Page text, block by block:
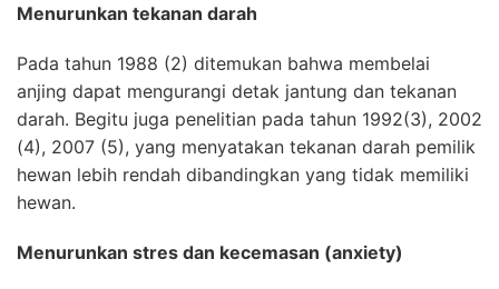
Menurunkan tekanan darah
Pada tahun 1988 (2) ditemukan bahwa membelai
anjing dapat mengurangi detak jantung dan tekanan
darah. Begitu juga penelitian pada tahun 1992(3), 2002
(4), 2007 (5), yang menyatakan tekanan darah pemilik
hewan lebih rendah dibandingkan yang tidak memiliki
hewan.
Menurunkan stres dan kecemasan (anxiety)